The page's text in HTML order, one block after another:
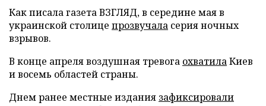
Как писала газета ВЗГЛЯД, в середине мая в
украинской столице прозвучала серия ночных
взрывов.
В конце апреля воздушная тревога охватилаКиев
и восемь областей страны.
Днем ранее местные издания зафиксировали